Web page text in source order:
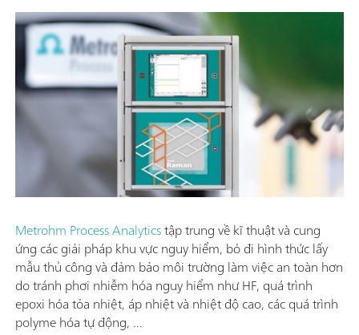
Metrohm Process Analyticstập trung về kĩ thuật và cung
ứng các giải pháp khu vực nguy hiểm, bỏ đi hình thức lấy
mẫu thủ công và đảm bảo môi trường làm việc an toàn hơn
do tránh phơi nhiễm hóa nguy hiểm như HF, quá trình
epoxi hóa tỏa nhiệt, áp nhiệt và nhiệt độ cao, các quá trình
polyme hóa tự động, ...